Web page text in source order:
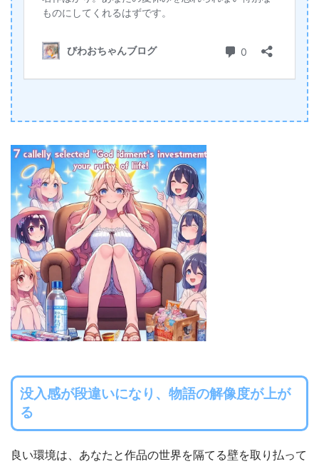
没入感が段違いになり、物語の解像度が上が
る
良い環境は、あなたと作品の世界を隔てる壁を取り払って